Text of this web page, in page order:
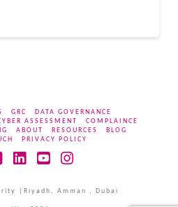
GRC
DATA GOVERNANCE
ASSESSMENT
COMPLAINCE
ABOUT RESOURCES
BLOG
PRIVACY POLICY
|Riyadh, Amman , Dubai